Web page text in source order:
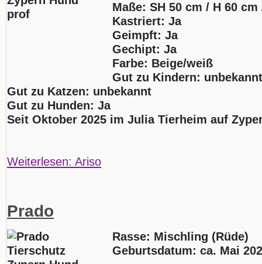
Maße: SH 50 cm / H 60
Kastriert: Ja
Geimpft: Ja
Gechipt: Ja
Farbe: Beige/weiß
Gut zu Kindern: unbekannt
Gut zu Katzen: unbekannt
Gut zu Hunden: Ja
Seit Oktober 2025 im Julia Tierheim auf
Weiterlesen: Ariso
Prado
Rasse: Mischling (Rüde)
Geburtsdatum: ca. Mai